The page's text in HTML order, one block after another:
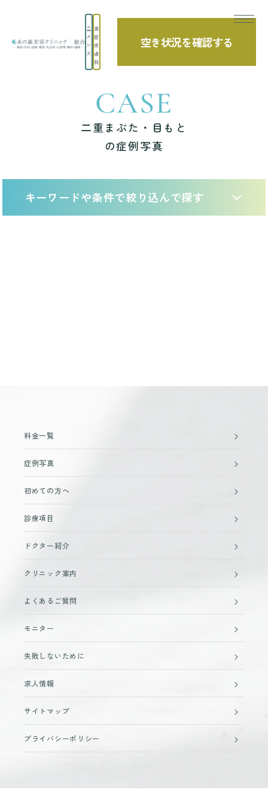
メ
ン
ズ
美
容
皮
膚
科
空き状況を確認する
TOP 症例写真 二重まぶた・目もと の症例写真
CASE
二重まぶた・目もと
の症例写真
キーワードや条件で絞り込んで探す
料金一覧
症例写真
初めての方へ
診療項目
ドクター紹介
クリニック案内
よくあるご質問
モニター
失敗しないために
求人情報
サイトマップ
プライバシーポリシー